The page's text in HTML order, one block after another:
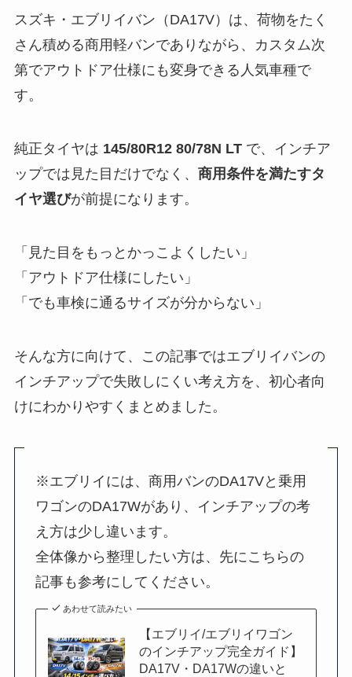
スズキ・エブリイバン（DA17V）は、荷物をたく
さん積める商用軽バンでありながら、カスタム次
第でアウトドア仕様にも変身できる人気車種で
す。
純正タイヤは 145/80R12 80/78N LTで、インチア
ップでは見た目だけでなく、 商用条件を満たすタ
イヤ選びが前提になります。
「見た目をもっとかっこよくしたい」
「アウトドア仕様にしたい」
「でも車検に通るサイズが分からない」
そんな方に向けて、この記事ではエブリイバンの
インチアップで失敗しにくい考え方を、初心者向
けにわかりやすくまとめました。
※エブリイには、商用バンのDA17Vと乗用
ワゴンのDA17Wがあり、インチアップの考
え方は少し違います。
全体像から整理したい方は、先にこちらの
記事も参考にしてください。
あわせて読みたい
【エブリイ/エブリイワゴン
のインチアップ完全ガイド】
DA17V・DA17Wの違いと